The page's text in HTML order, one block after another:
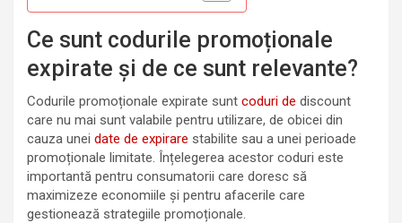
Ce sunt codurile promoționale
expirate și de ce sunt relevante?
Codurile promoționale expirate sunt coduri de discount
care nu mai sunt valabile pentru utilizare, de obicei din
cauza unei date de expirare stabilite sau a unei perioade
promoționale limitate. Înțelegerea acestor coduri este
importantă pentru consumatorii care doresc să
maximizeze economiile și pentru afacerile care
gestionează strategiile promoționale.